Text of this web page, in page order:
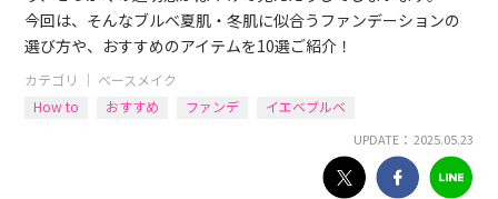
今回は、そんなブルベ夏肌・冬肌に似合うファンデーションの
選び方や、おすすめのアイテムを10選ご紹介！
カテゴリ ｜ ベースメイク
How to
おすすめ ファンデ イエベブルベ
UPDATE： 2025.05.23